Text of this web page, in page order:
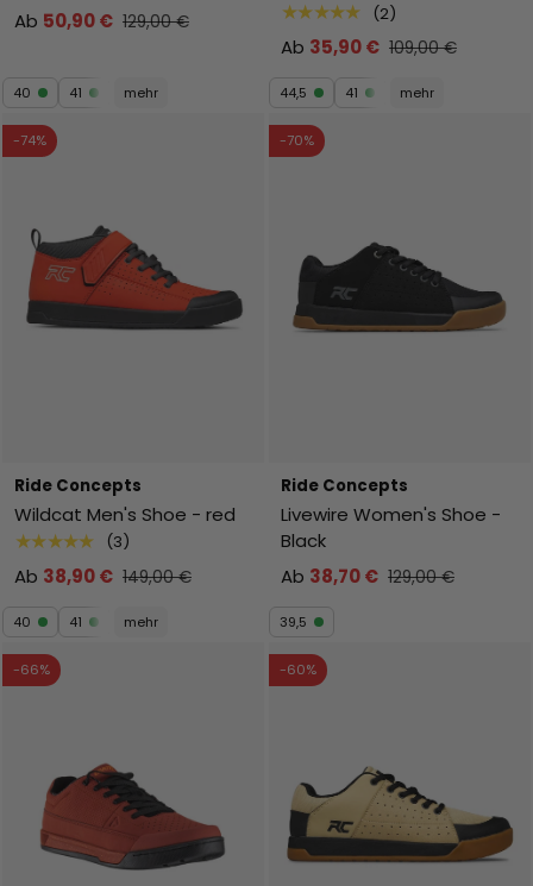
Ab 50,90 € 129,00 €
40 41 mehr
★★★★★ (2)
Ab 35,90 € 109,00 €
44,5 41 mehr
-74%
Ride Concepts
Wildcat Men's Shoe - red
★★★★★ (3)
Ab 38,90 € 149,00 €
40 41 mehr
-70%
Ride Concepts
Livewire Women's Shoe -
Black
Ab 38,70 € 129,00 €
39,5
-66% -60%